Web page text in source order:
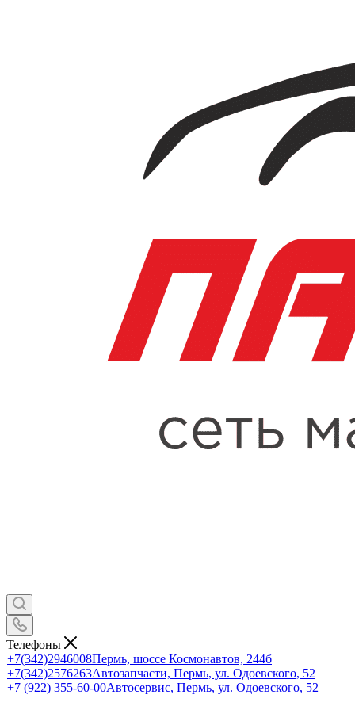
Телефоны
+7(342)2946008Пермь, шоссе Космонавтов, 244б
+7(342)2576263Автозапчасти, Пермь, ул. Одоевского, 52
+7 (922) 355-60-00Автосервис, Пермь, ул. Одоевского, 52